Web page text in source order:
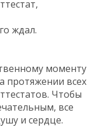
ждал.
моменту
протяжении всех
Чтобы
все
и сердце.